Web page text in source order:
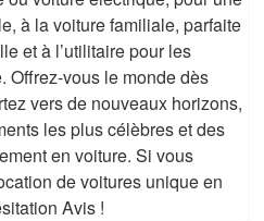
à la voiture familiale, parfaite
et à l’utilitaire pour les
Offrez-vous le monde dès
vers de nouveaux horizons,
les plus célèbres et des
en voiture. Si vous
de voitures unique en
Avis !